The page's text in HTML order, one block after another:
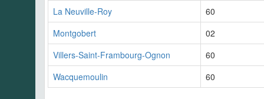
La Neuville-Roy
60
Montgobert
02
Villers-Saint-Frambourg-Ognon
60
Wacquemoulin
60